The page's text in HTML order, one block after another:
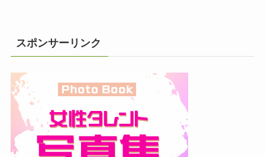
スポンサーリンク